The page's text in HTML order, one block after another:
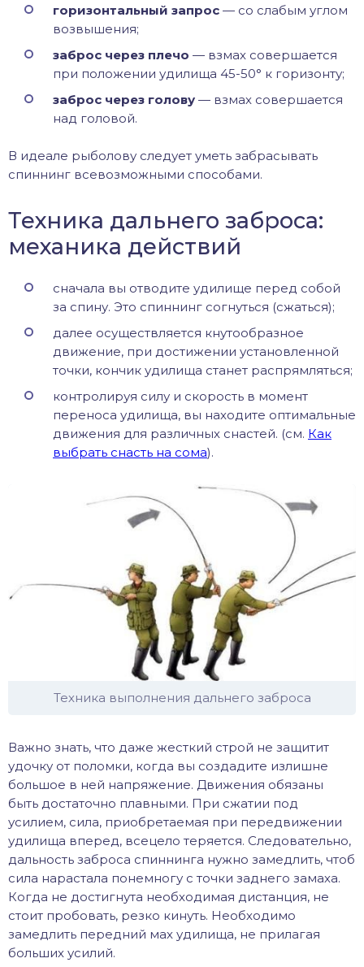
горизонтальный запрос — со слабым углом
возвышения;
заброс через плечо — взмах совершается
при положении удилища 45-50° к горизонту;
заброс через голову — взмах совершается
над головой.
В идеале рыболову следует уметь забрасывать
спиннинг всевозможными способами.
Техника дальнего заброса:
механика действий
сначала вы отводите удилище перед собой
за спину. Это спиннинг согнуться (сжаться);
далее осуществляется кнутообразное
движение, при достижении установленной
точки, кончик удилища станет распрямляться;
контролируя силу и скорость в момент
переноса удилища, вы находите оптимальные
движения для различных снастей. (см. Как
выбрать снасть на сома).
Техника выполнения дальнего заброса
Важно знать, что даже жесткий строй не защитит
удочку от поломки, когда вы создадите излишне
большое в ней напряжение. Движения обязаны
быть достаточно плавными. При сжатии под
усилием, сила, приобретаемая при передвижении
удилища вперед, всецело теряется. Следовательно,
дальность заброса спиннинга нужно замедлить, чтоб
сила нарастала понемногу с точки заднего замаха.
Когда не достигнута необходимая дистанция, не
стоит пробовать, резко кинуть. Необходимо
замедлить передний мах удилища, не прилагая
больших усилий.